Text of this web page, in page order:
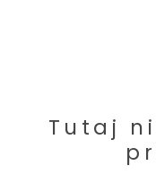
Tutaj